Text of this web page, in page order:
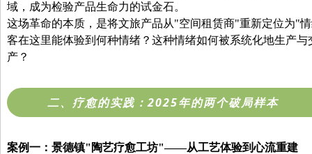
域，成为检验产品生命力的试金石。
这场革命的本质，是将文旅产品从"空间租赁商"重新定位为"
客在这里能体验到何种情绪？这种情绪如何被系统化地生产
产？
二、疗愈的实践：2025年的两个破局样本
案例一：景德镇"陶艺疗愈工坊"——从工艺体验到心流重建